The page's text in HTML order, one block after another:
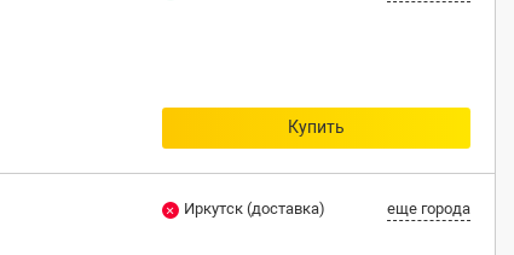
Купить
Иркутск (доставка) еще города